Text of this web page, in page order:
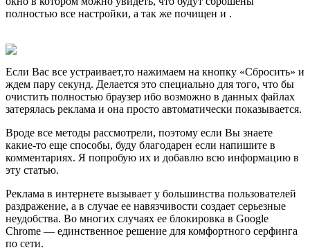
полностью все настройки, а так же почищен и .
Если Вас все устраивает,то нажимаем на кнопку «Сбросить» и
ждем пару секунд. Делается это специально для того, что бы
очистить полностью браузер ибо возможно в данных файлах
затерялась реклама и она просто автоматически показывается.
Вроде все методы рассмотрели, поэтому если Вы знаете
какие-то еще способы, буду благодарен если напишите в
комментариях. Я попробую их и добавлю всю информацию в
эту статью.
Реклама в интернете вызывает у большинства пользователей
раздражение, а в случае ее навязчивости создает серьезные
неудобства. Во многих случаях ее блокировка в Google
Chrome — единственное решение для комфортного серфинга
по сети.